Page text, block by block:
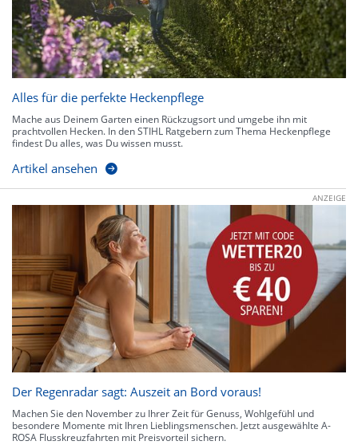
Alles für die perfekte Heckenpflege
Mache aus Deinem Garten einen Rückzugsort und umgebe ihn mit
prachtvollen Hecken. In den STIHL Ratgebern zum Thema Heckenpflege
findest Du alles, was Du wissen musst.
Artikel ansehen
ANZEIGE
Der Regenradar sagt: Auszeit an Bord voraus!
Machen Sie den November zu Ihrer Zeit für Genuss, Wohlgefühl und
besondere Momente mit Ihren Lieblingsmenschen. Jetzt ausgewählte A-
ROSA Flusskreuzfahrten mit Preisvorteil sichern.